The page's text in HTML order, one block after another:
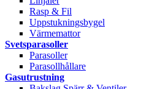
Rasp & Fil
Uppstukningsbygel
Värmemattor
Svetsparasoller
Parasoller
Parasollhållare
Gasutrustning